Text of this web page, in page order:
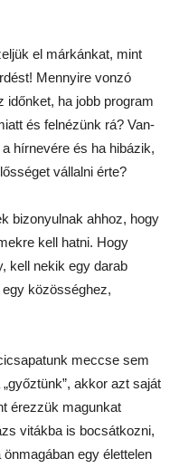
el márkánkat, mint
Mennyire vonzó
időnket, ha jobb program
és felnézünk rá? Van-
hírnevére és ha hibázik,
vállalni érte?
bizonyulnak ahhoz, hogy
kell hatni. Hogy
kell nekik egy darab
közösséghez,
meccse sem
akkor azt saját
érezzük magunkat
vitákba is bocsátkozni,
egy élettelen